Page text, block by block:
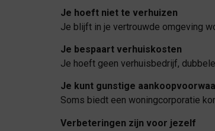
Je hoeft niet te verhuizen
Je blijft in je vertrouwde omgeving
Je bespaart verhuiskosten
Je hoeft geen verhuisbedrijf,
Je kunt gunstige
Soms biedt een woningcorporatie
Verbeteringen zijn voor jezelf